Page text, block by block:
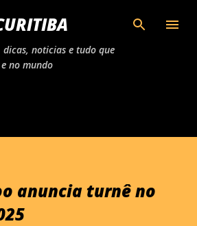
o conteúdo principal
noticias e tudo que
no mundo
anuncia turnê no